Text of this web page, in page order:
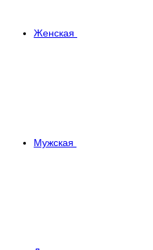
Женская
Мужская